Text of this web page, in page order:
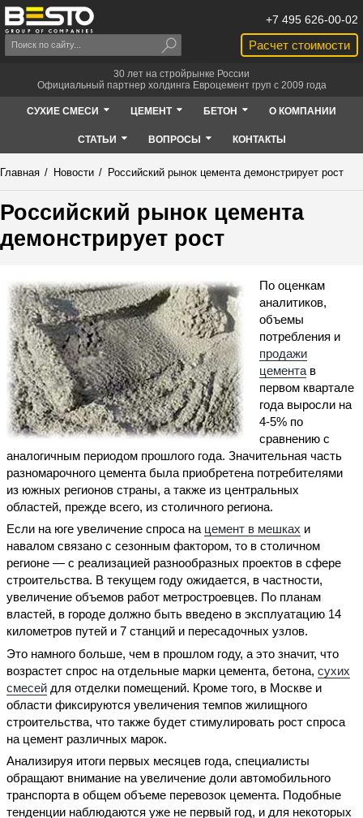
Расчет стоимости
+7 495 626-00-02
30 лет на стройрынке России
Официальный партнер холдинга Евроцемент груп с 2009 года
СУХИЕ СМЕСИ ЦЕМЕНТ БЕТОН О КОМПАНИИ
СТАТЬИ ВОПРОСЫ КОНТАКТЫ
Главная / Новости / Российский рынок цемента демонстрирует рост
Российский рынок цемента
демонстрирует рост
По оценкам
аналитиков,
объемы
потребления и
продажи
цемента в
первом квартале
года выросли на
4-5% по
сравнению с
аналогичным периодом прошлого года. Значительная часть
разномарочного цемента была приобретена потребителями
из южных регионов страны, а также из центральных
областей, прежде всего, из столичного региона.
Если на юге увеличение спроса на цемент в мешках и
навалом связано с сезонным фактором, то в столичном
регионе — с реализацией разнообразных проектов в сфере
строительства. В текущем году ожидается, в частности,
увеличение объемов работ метростроевцев. По планам
властей, в городе должно быть введено в эксплуатацию 14
километров путей и 7 станций и пересадочных узлов.
Это намного больше, чем в прошлом году, а это значит, что
возрастет спрос на отдельные марки цемента, бетона, сухих
смесей для отделки помещений. Кроме того, в Москве и
области фиксируются увеличения темпов жилищного
строительства, что также будет стимулировать рост спроса
на цемент различных марок.
Анализируя итоги первых месяцев года, специалисты
обращают внимание на увеличение доли автомобильного
транспорта в общем объеме перевозок цемента. Подобные
тенденции наблюдаются уже не первый год, и для некоторых